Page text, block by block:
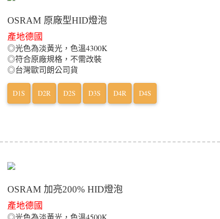
OSRAM 原廠型HID燈泡
產地德國
◎光色為淡黃光，色溫4300K
◎符合原廠規格，不需改裝
◎台灣歐司朗公司貨
D1S D2R D2S D3S D4R D4S
OSRAM 加亮200% HID燈泡
產地德國